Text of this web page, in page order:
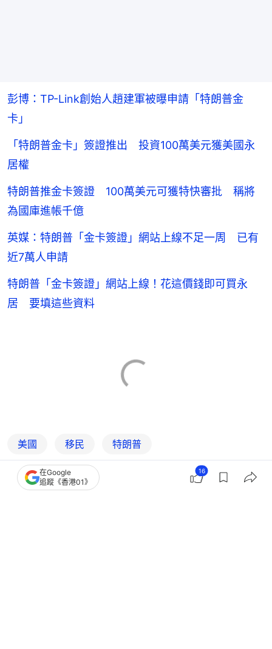
彭博：TP-Link創始人趙建軍被曝申請「特朗普金
卡」
「特朗普金卡」簽證推出 投資100萬美元獲美國永
居權
特朗普推金卡簽證 100萬美元可獲特快審批 稱將
為國庫進帳千億
英媒：特朗普「金卡簽證」網站上線不足一周 已有
近7萬人申請
特朗普「金卡簽證」網站上線！花這價錢即可買永
居 要填這些資料
美國 移民 特朗普
4
在Google
追蹤《香港01》
16